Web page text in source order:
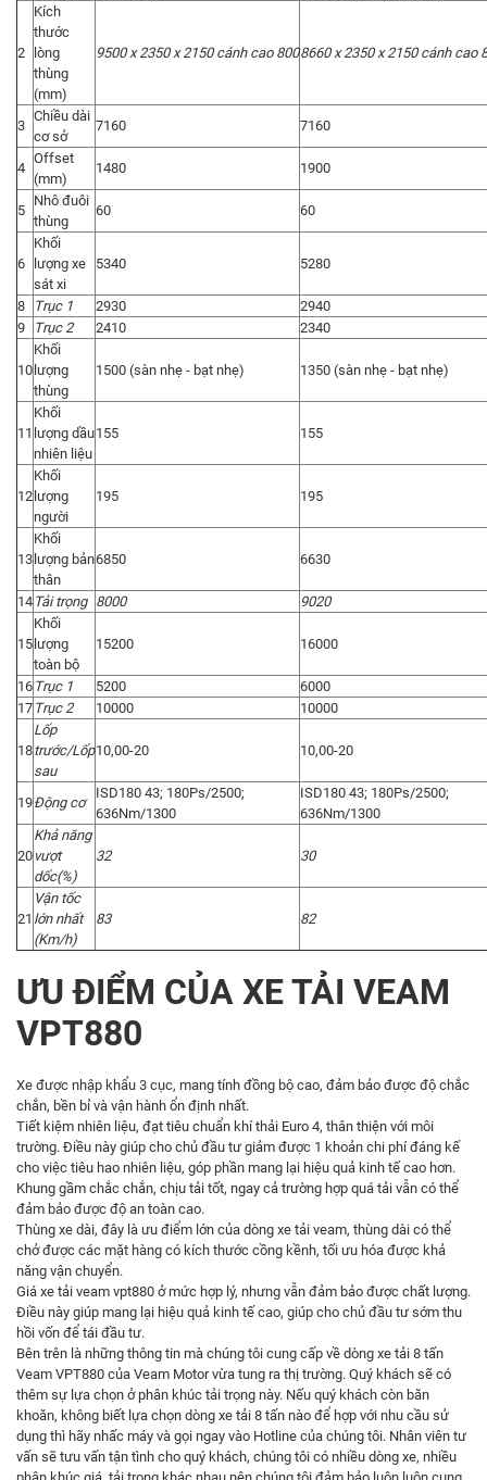
2
Kích
thước
lòng
thùng
(mm)
9500 x 2350 x 2150 cánh cao 8008660 x 2350 x 2150 cánh cao
3
Chiều dài
cơ sở
7160 7160
4
Offset
(mm)
1480 1900
5
Nhô đuôi
thùng
60 60
6
Khối
lượng xe
sát xi
5340 5280
8 Trục 1 2930
2940
9
Trục 2 2410 2340
10
Khối
lượng
thùng
1500 (sàn nhẹ - bạt nhẹ) 1350 (sàn nhẹ - bạt nhẹ)
11
Khối
lượng dầu
nhiên liệu
155 155
12
Khối
lượng
người
195 195
13
Khối
lượng bản
thân
6850 6630
14 Tải trọng 8000 9020
15
Khối
lượng
toàn bộ
15200 16000
16 Trục 1 5200
6000
17 Trục 2 10000 10000
18
Lốp
trước/Lốp
sau
10,00-20 10,00-20
19Động cơ
ISD180 43; 180Ps/2500;
636Nm/1300
ISD180 43; 180Ps/2500;
636Nm/1300
20
Khả năng
vượt
dốc(%)
32 30
21
Vận tốc
lớn nhất
(Km/h)
83 82
ƯU ĐIỂM CỦA XE TẢI VEAM
VPT880
Xe được nhập khẩu 3 cục, mang tính đồng bộ cao, đảm bảo được độ chắc
chắn, bền bỉ và vận hành ổn định nhất.
Tiết kiệm nhiên liệu, đạt tiêu chuẩn khí thải Euro 4, thân thiện với môi
trường. Điều này giúp cho chủ đầu tư giảm được 1 khoản chi phí đáng kế
cho việc tiêu hao nhiên liệu, góp phần mang lại hiệu quả kinh tế cao hơn.
Khung gầm chắc chắn, chịu tải tốt, ngay cả trường hợp quá tải vẫn có thể
đảm bảo được độ an toàn cao.
Thùng xe dài, đây là ưu điểm lớn của dòng xe tải veam, thùng dài có thể
chở được các mặt hàng có kích thước cồng kềnh, tối ưu hóa được khả
năng vận chuyển.
Giá xe tải veam vpt880 ở mức hợp lý, nhưng vẫn đảm bảo được chất lượng.
Điều này giúp mang lại hiệu quả kinh tế cao, giúp cho chủ đầu tư sớm thu
hồi vốn để tái đầu tư.
Bên trên là những thông tin mà chúng tôi cung cấp về dòng xe tải 8 tấn
Veam VPT880 của Veam Motor vừa tung ra thị trường. Quý khách sẽ có
thêm sự lựa chọn ở phân khúc tải trọng này. Nếu quý khách còn băn
khoăn, không biết lựa chọn dòng xe tải 8 tấn nào để hợp với nhu cầu sử
dụng thì hãy nhấc máy và gọi ngay vào Hotline của chúng tôi. Nhân viên tư
vấn sẽ tưu vấn tận tình cho quý khách, chúng tôi có nhiều dòng xe, nhiều